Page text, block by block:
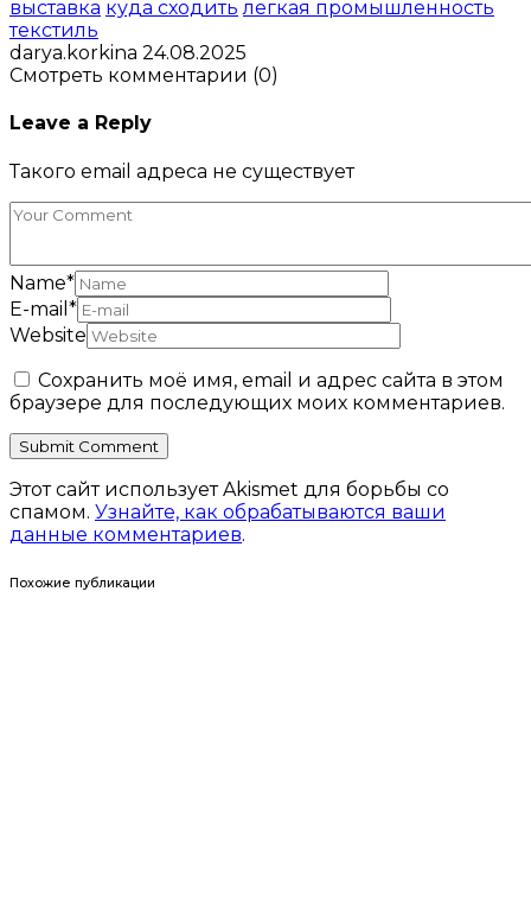
выставка куда сходить легкая промышленность
текстиль
darya.korkina 24.08.2025
Смотреть комментарии (0)
Leave a Reply
Такого email адреса не существует
Name*
E-mail *
Website
Сохранить моё имя, email и адрес сайта в этом
браузере для последующих моих комментариев.
Этот сайт использует Akismet для борьбы со
спамом. Узнайте, как обрабатываются ваши
данные комментариев.
Похожие публикации